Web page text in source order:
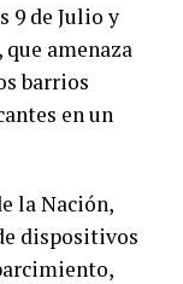
9 de Julio y
amenaza
barrios
en un
la Nación,
dispositivos